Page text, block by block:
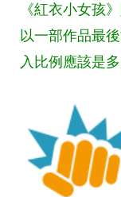
《紅衣小女孩
以一部作品最
入比例應該是多